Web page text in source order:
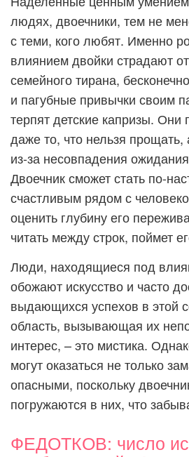
людях, двоечники, тем не
с теми, кого любят. Именно
влиянием двойки страдают
семейного тирана,
и пагубные привычки своим
терпят детские капризы.
даже то, что нельзя
из-за несовпадения
Двоечник сможет стать по-
счастливым рядом с
оценить глубину его
читать между строк, поймет
Люди, находящиеся под
обожают искусство и часто
выдающихся успехов в этой
область, вызывающая их
интерес, – это мистика.
могут оказаться не только
опасными, поскольку
погружаются в них, что
ФЕДОТКОВ: число